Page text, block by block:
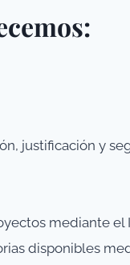
justificación y
mediante el
disponibles